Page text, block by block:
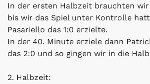
In der ersten Halbzeit brauchten wir
bis wir das Spiel unter Kontrolle
Pasariello das 1:0 erzielte.
In der 40. Minute erziele dann
das 2:0 und so gingen wir in die
2. Halbzeit: